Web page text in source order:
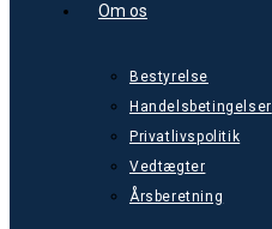
Om os
Bestyrelse
Handelsbetingelser
Privatlivspolitik
Vedtægter
Årsberetning